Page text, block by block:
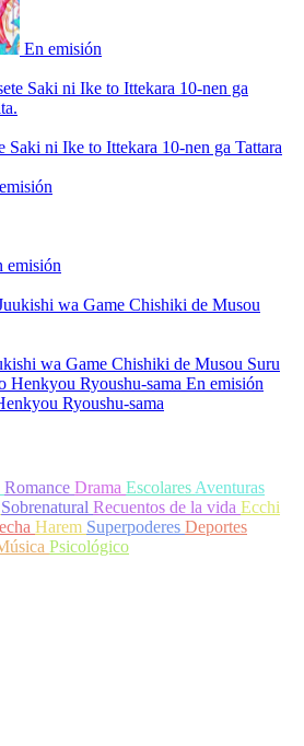
En emisión
ni Ike to Ittekara 10-nen ga Tattara
emisión
wa Game Chishiki de Musou Suru
En emisión
Ryoushu-sama
Romance Drama EscolaresAventuras
Sobrenatural Recuentos de la vida Ecchi
Harem Superpoderes Deportes
Psicológico